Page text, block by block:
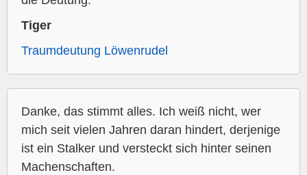
Tiger
Traumdeutung Löwenrudel
Danke, das stimmt alles. Ich weiß nicht, wer
mich seit vielen Jahren daran hindert, derjenige
ist ein Stalker und versteckt sich hinter seinen
Machenschaften.